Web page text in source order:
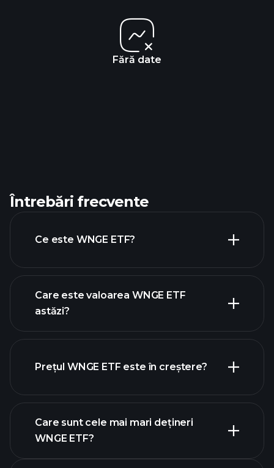
Fără date
Întrebări frecvente
Ce este WNGE ETF?
Care este valoarea WNGE ETF
astăzi?
graficul avansat
Prețul WNGE ETF este în creștere?
Care sunt cele mai mari dețineri
WNGE ETF?